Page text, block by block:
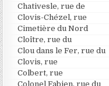
Chativesle, rue de
Clovis-Chézel, rue
Cimetière du Nord
Cloître, rue du
Clou dans le Fer, rue du
Clovis, rue
Colbert, rue
Colonel Fabien, rue du